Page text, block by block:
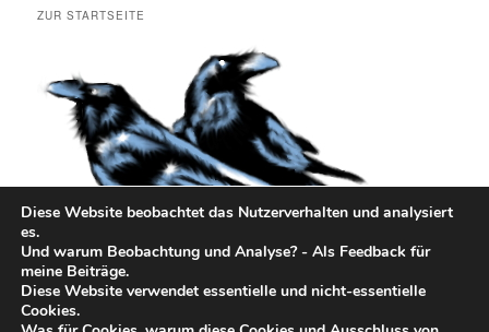
ZUR STARTSEITE
Diese Website beobachtet das Nutzerverhalten und analysiert
es.
Und warum Beobachtung und Analyse? - Als Feedback für
meine Beiträge.
Diese Website verwendet essentielle und nicht-essentielle
Cookies.